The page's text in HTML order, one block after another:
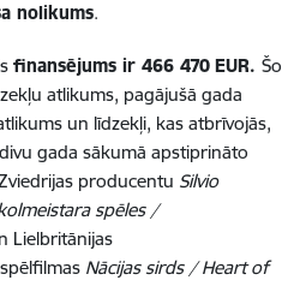
nolikums.
finansējums ir 466 470 EUR. Šo
atlikums, pagājušā gada
un līdzekļi, kas atbrīvojās,
gada sākumā apstiprināto
producentu Silvio
spēles /
Lielbritānijas
Nācijas sirds / Heart of